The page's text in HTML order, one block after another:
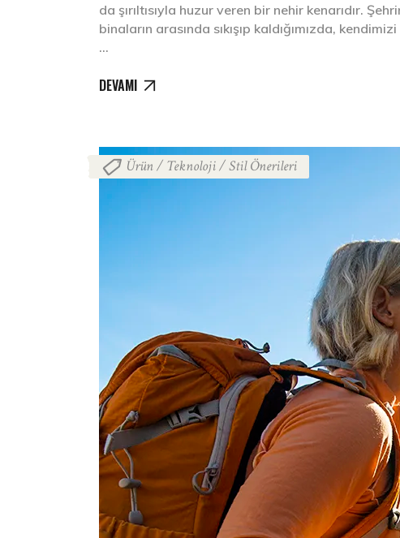
da şırıltısıyla huzur veren bir nehir kenarıdır.
binaların arasında sıkışıp kaldığımızda,
DEVAMI
Ürün / Teknoloji / Stil Önerileri